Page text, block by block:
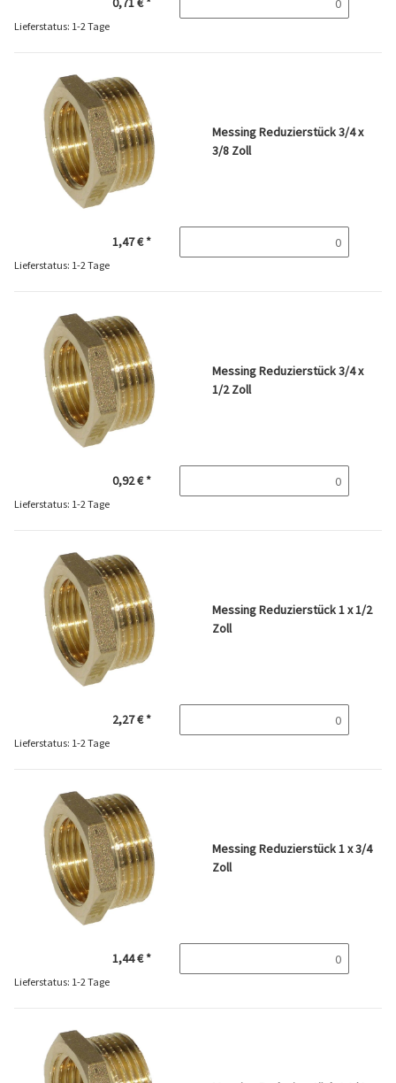
Lieferstatus: 1-2 Tage
Messing Reduzierstück 3/4 x
3/8 Zoll
1,47 €*
Lieferstatus: 1-2 Tage
Messing Reduzierstück 3/4 x
1/2 Zoll
0,92 €*
Lieferstatus: 1-2 Tage
Messing Reduzierstück 1 x 1/2
Zoll
2,27 €*
Lieferstatus: 1-2 Tage
Messing Reduzierstück 1 x 3/4
Zoll
1,44 €*
Lieferstatus: 1-2 Tage